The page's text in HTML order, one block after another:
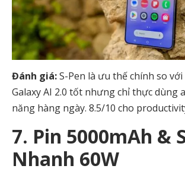
Đánh giá:S-Pen là ưu thế chính so
Galaxy AI 2.0 tốt nhưng chỉ thực dùng
năng hàng ngày. 8.5/10 cho
7. Pin 5000mAh &
Nhanh 60W